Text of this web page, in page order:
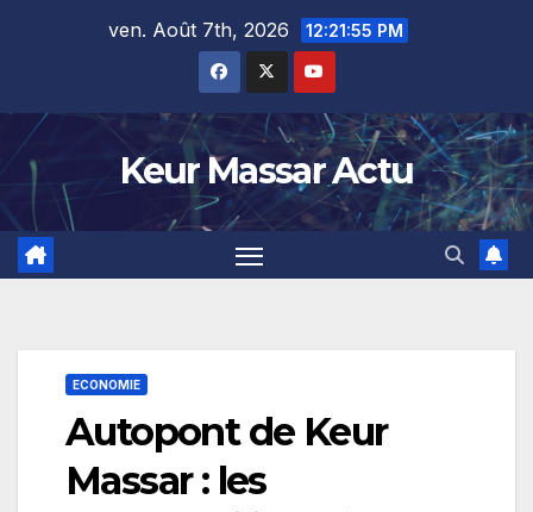
ven. Août 7th, 2026 12:21:56 PM
Keur Massar Actu
ECONOMIE
Autopont de Keur
Massar : les